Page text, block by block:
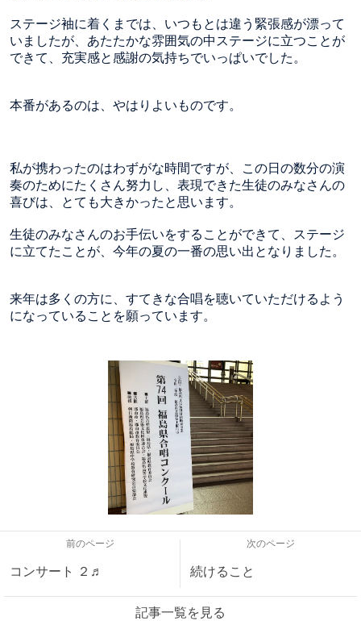
ステージ袖に着くまでは、いつもとは違う緊張感が漂って
いましたが、あたたかな雰囲気の中ステージに立つことが
できて、充実感と感謝の気持ちでいっぱいでした。
本番があるのは、やはりよいものです。
私が携わったのはわずがな時間ですが、この日の数分の演
奏のためにたくさん努力し、表現できた生徒のみなさんの
喜びは、とても大きかったと思います。
生徒のみなさんのお手伝いをすることができて、ステージ
に立てたことが、今年の夏の一番の思い出となりました。
来年は多くの方に、すてきな合唱を聴いていただけるよう
になっていることを願っています。
前のページ
コンサート ２♬
次のページ
続けること
記事一覧を見る